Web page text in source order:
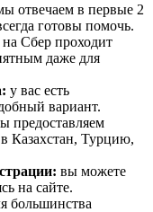
отвечаем в первые 2
готовы помочь.
Сбер проходит
даже для
у вас есть
вариант.
предоставляем
Казахстан, Турцию,
вы можете
на сайте.
большинства